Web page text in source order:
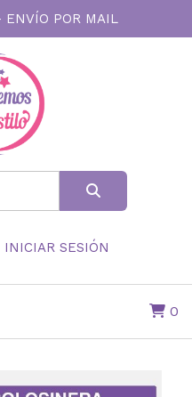
POR MAIL
INICIAR SESIÓN
0